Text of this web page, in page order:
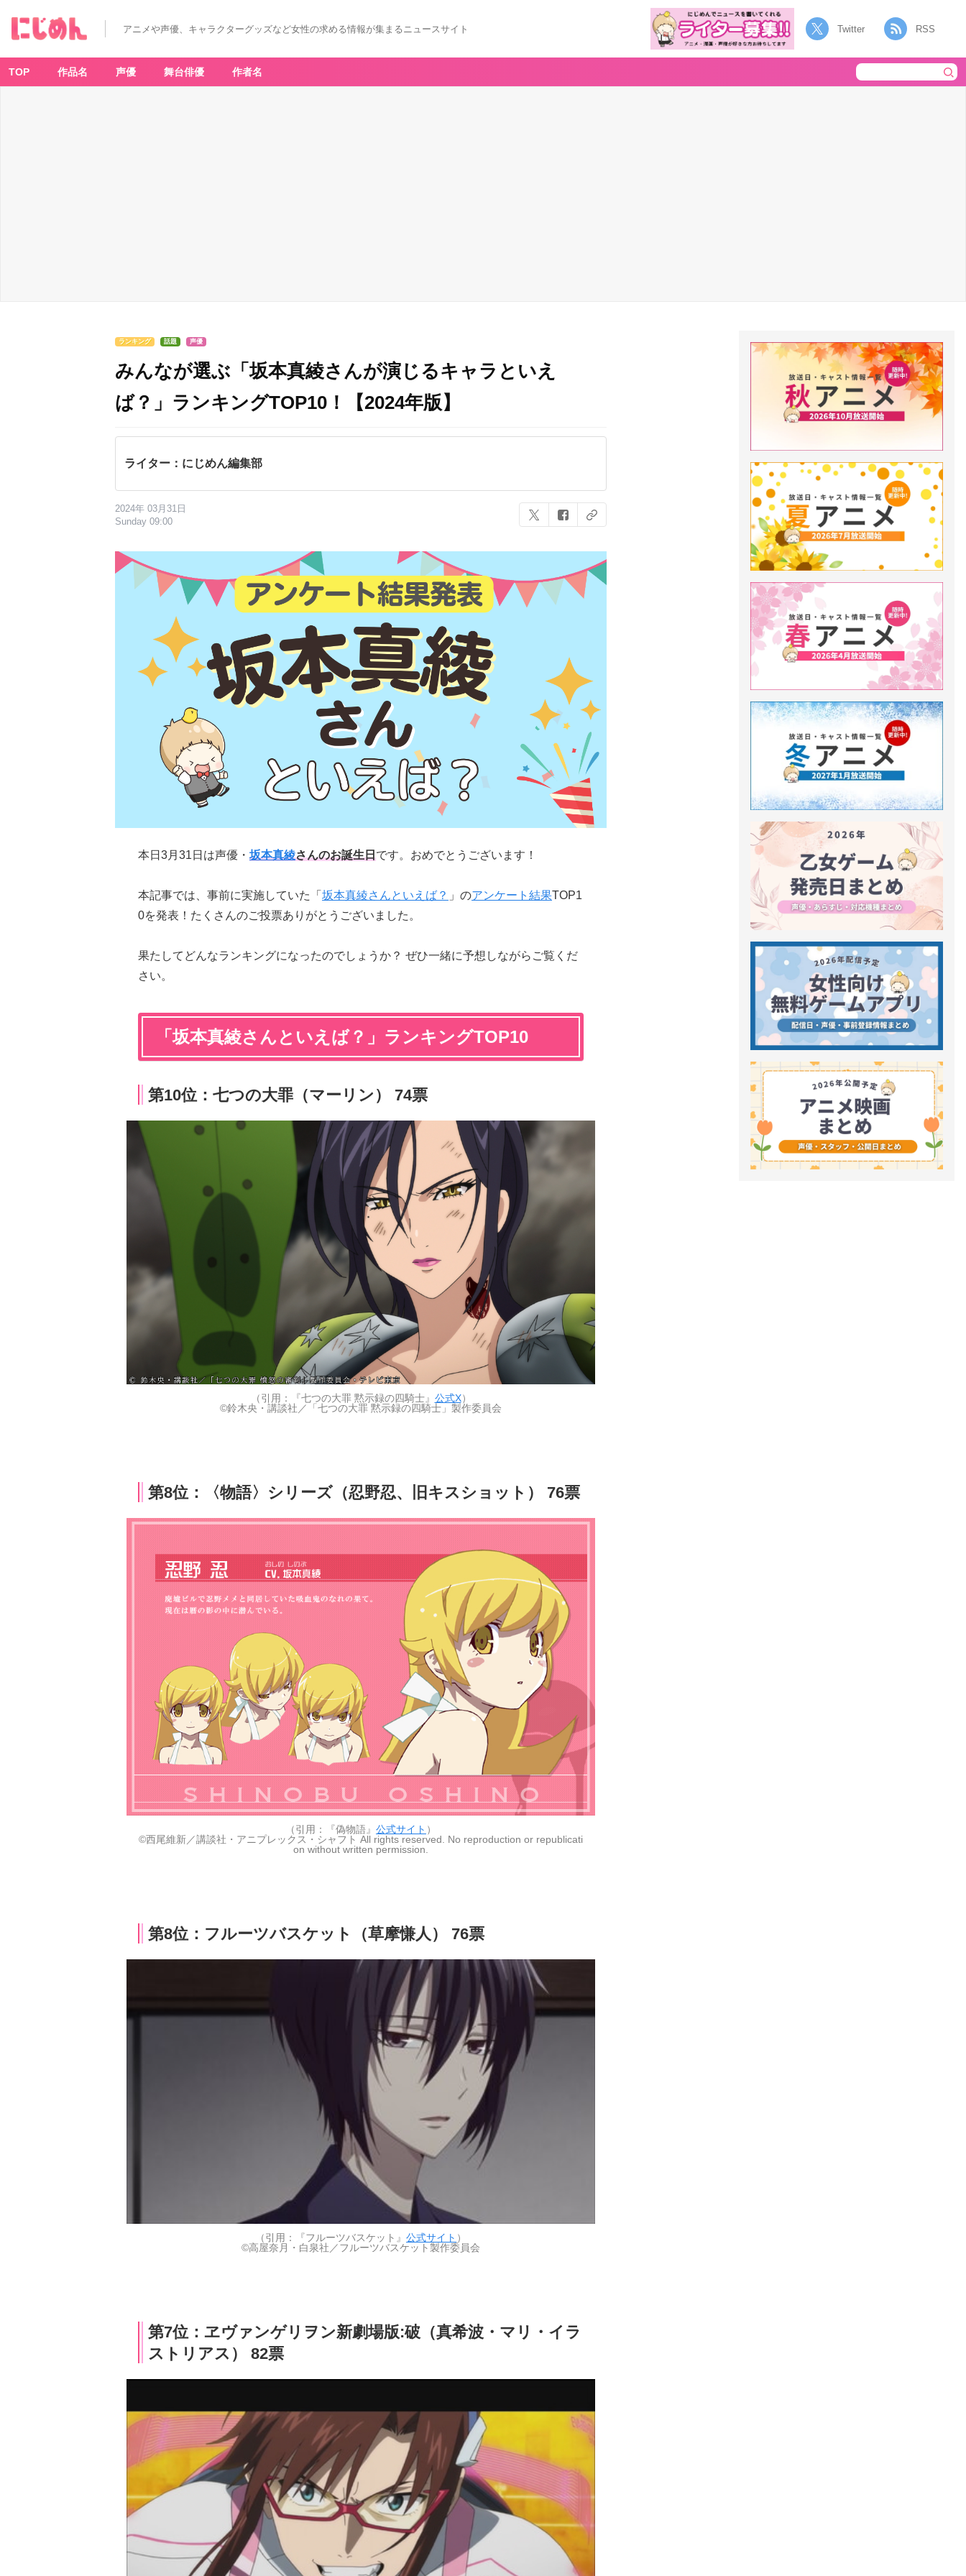
アニメや声優、キャラクターグッズなど女性の求める情報が集まるニュースサイト Twitter RSS
TOP 作品名 声優 舞台俳優 作者名
ランキング 話題 声優
みんなが選ぶ「坂本真綾さんが演じるキャラといえ
ば？」ランキングTOP10！【2024年版】
ライター：にじめん編集部
2024年 03月31日
Sunday 09:00
本日3月31日は声優・ 坂本真綾さんのお誕生日です。おめでとうございます！
本記事では、事前に実施していた「 坂本真綾さんといえば？ 」のアンケート結果TOP1
0を発表！たくさんのご投票ありがとうございました。
果たしてどんなランキングになったのでしょうか？ ぜひ一緒に予想しながらご覧くだ
さい。
「坂本真綾さんといえば？」ランキングTOP10
第10位：七つの大罪（マーリン） 74票
（引用：『七つの大罪 黙示録の四騎士』 公式X）
©鈴木央・講談社／「七つの大罪 黙示録の四騎士」製作委員会
第8位：〈物語〉シリーズ（忍野忍、旧キスショット） 76票
（引用：『偽物語』 公式サイト ）
©西尾維新／講談社・アニプレックス・シャフト All rights reserved. No reproduction or republicati
on without written permission.
第8位：フルーツバスケット（草摩慊人） 76票
（引用：『フルーツバスケット』 公式サイト ）
©高屋奈月・白泉社／フルーツバスケット製作委員会
第7位：ヱヴァンゲリヲン新劇場版:破（真希波・マリ・イラ
ストリアス） 82票